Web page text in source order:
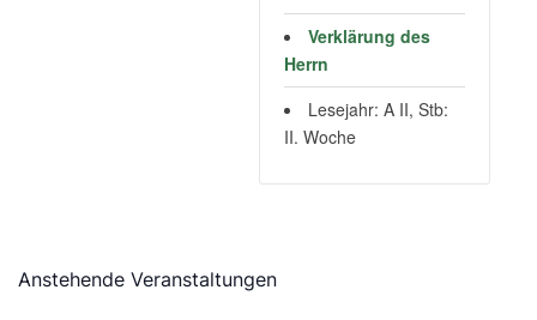
Verklärung des
Herrn
Lesejahr: A II, Stb:
II. Woche
Anstehende Veranstaltungen